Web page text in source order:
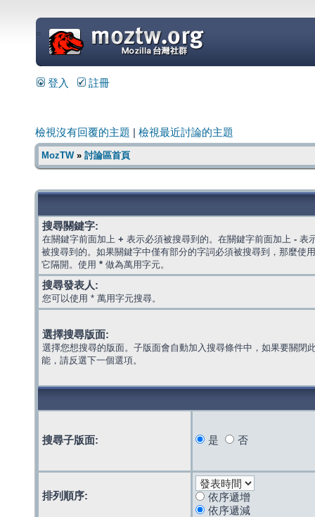
=
登入 註冊
檢視沒有回覆的主題 檢視最近討論的主題
MozTW» 討論區首頁
搜尋關鍵字:
在關鍵字前面加上 + 表示必須被搜尋到的。在關鍵字前面加上 - 表
被搜尋到的。如果關鍵字中僅有部分的字詞必須被搜尋到，那麼使
它隔開。使用 * 做為萬用字元。
搜尋發表人:
您可以使用 * 萬用字元搜尋。
選擇搜尋版面:
選擇您想搜尋的版面。子版面會自動加入搜尋條件中，如果要關閉
能，請反選下一個選項。
搜尋子版面: 是 否
排列順序:
依序遞增
依序遞減